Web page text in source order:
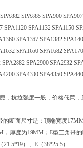
SPA885 SPA900
SPA1120 SPA1132 SPA1150
SPA1367 SPA1382
SPA1650 SPA1682
SPA2900 SPA2932
SPA4300 SPA4350
，抗拉强度一般，价格低廉，
的断面尺寸是：顶端宽度
，厚度为19MM；E型三角带
）、E（38*25.5）